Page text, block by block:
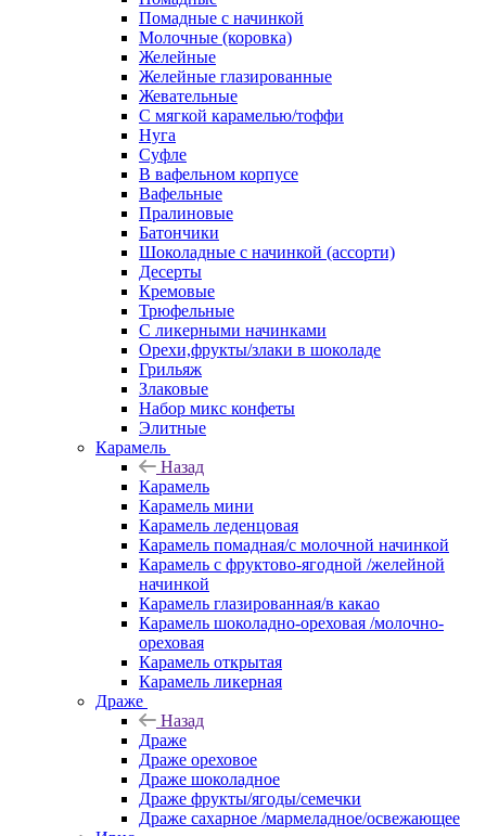
Помадные с начинкой
Молочные (коровка)
Желейные
Желейные глазированные
Жевательные
С мягкой карамелью/тоффи
Нуга
Суфле
В вафельном корпусе
Вафельные
Пралиновые
Батончики
Шоколадные с начинкой (ассорти)
Десерты
Кремовые
Трюфельные
С ликерными начинками
Орехи,фрукты/злаки в шоколаде
Грильяж
Злаковые
Набор микс конфеты
Элитные
Карамель
Назад
Карамель
Карамель мини
Карамель леденцовая
Карамель помадная/с молочной начинкой
Карамель с фруктово-ягодной /желейной
начинкой
Карамель глазированная/в какао
Карамель шоколадно-ореховая /молочно-
ореховая
Карамель открытая
Карамель ликерная
Драже
Назад
Драже
Драже ореховое
Драже шоколадное
Драже фрукты/ягоды/семечки
Драже сахарное /мармеладное/освежающее